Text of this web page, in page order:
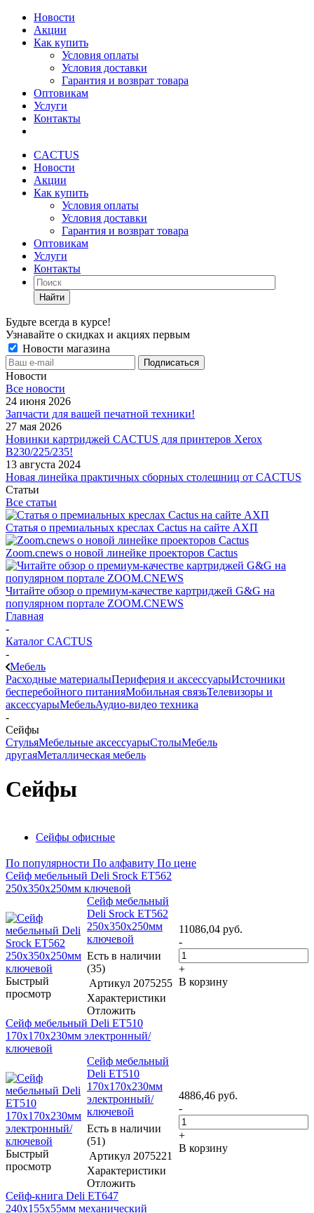
Новости
Акции
Как купить
Условия оплаты
Условия доставки
Гарантия и возврат товара
Оптовикам
Услуги
Контакты
CACTUS
Новости
Акции
Как купить
Условия оплаты
Условия доставки
Гарантия и возврат товара
Оптовикам
Услуги
Контакты
Найти
Будьте всегда в курсе!
Узнавайте о скидках и акциях первым
Новости магазина
Новости
Все новости
24 июня 2026
Запчасти для вашей печатной техники!
27 мая 2026
Новинки картриджей CACTUS для принтеров Xerox
B230/225/235!
13 августа 2024
Новая линейка практичных сборных столешниц от CACTUS
Статьи
Все статьи
Статья о премиальных креслах Cactus на сайте АХП
Zoom.cnews о новой линейке проекторов Cactus
Читайте обзор о премиум-качестве картриджей G&G на
популярном портале ZOOM.CNEWS
Главная
-
Каталог CACTUS
-
Мебель
Расходные материалыПериферия и аксессуарыИсточники
бесперебойного питанияМобильная связьТелевизоры и
аксессуарыМебельАудио-видео техника
-
Сейфы
СтульяМебельные аксессуарыСтолыМебель
другаяМеталлическая мебель
Сейфы
Сейфы офисные
По популярности По алфавиту По цене
Сейф мебельный Deli Srock ET562
250x350x250мм ключевой
Быстрый
просмотр
Сейф мебельный
Deli Srock ET562
250x350x250мм
ключевой
Есть в наличии
(35)
Артикул 2075255
Характеристики
Отложить
11086,04 руб.
-
+
В корзину
Сейф мебельный Deli ET510
170x170x230мм электронный/
ключевой
Быстрый
просмотр
Сейф мебельный
Deli ET510
170x170x230мм
электронный/
ключевой
Есть в наличии
(51)
Артикул 2075221
Характеристики
Отложить
4886,46 руб.
-
+
В корзину
Сейф-книга Deli ET647
240x155x55мм механический